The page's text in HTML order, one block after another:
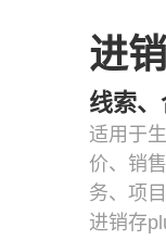
进
线索
适用于
价、销
务、项
进销存